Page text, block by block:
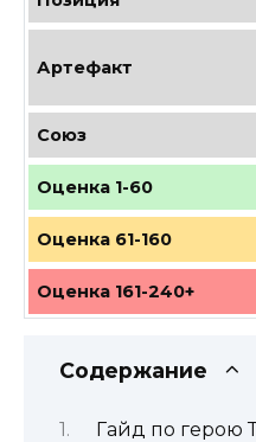
Артефакт
Союз
Оценка 1-60
Оценка 61-160
Оценка 161-240+
Содержание
Гайд по герою